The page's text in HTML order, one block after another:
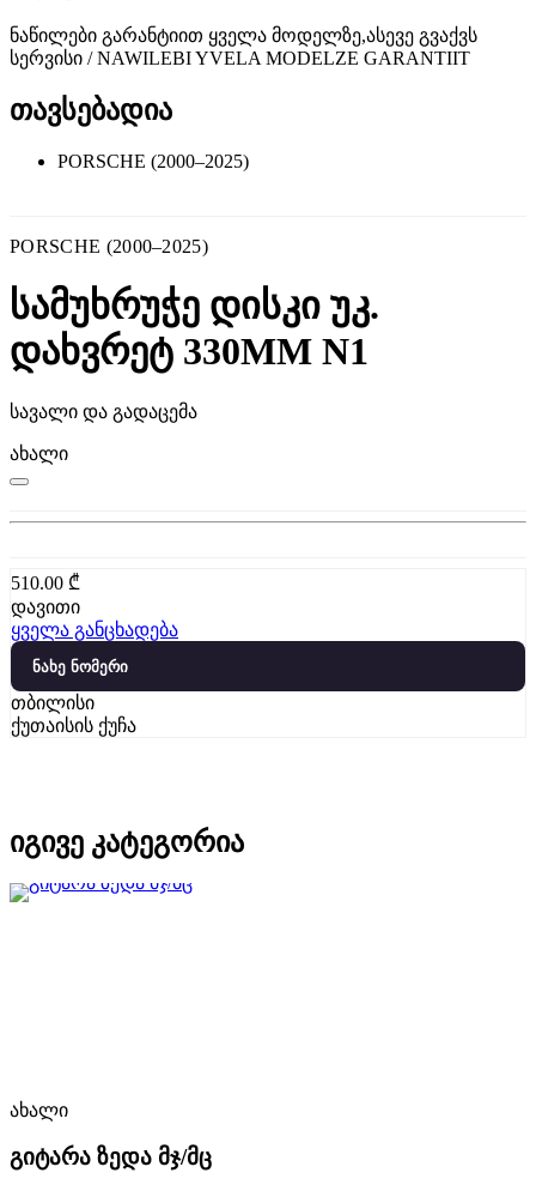
ნაწილები გარანტიით ყველა მოდელზე,ასევე გვაქვს
სერვისი / NAWILEBI YVELA MODELZE GARANTIIT
თავსებადია
PORSCHE (2000–2025)
PORSCHE (2000–2025)
სამუხრუჭე დისკი უკ.
დახვრეტ 330MM N1
სავალი და გადაცემა
ახალი
510.00 ₾
დავითი
ყველა განცხადება
ნახე ნომერი
თბილისი
ქუთაისის ქუჩა
იგივე კატეგორია
ახალი
გიტარა ზედა მჯ/მც